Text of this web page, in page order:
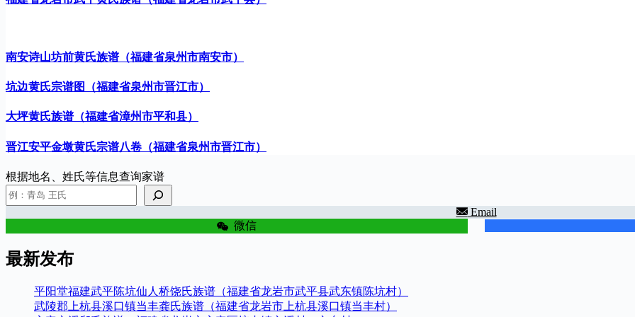
南安诗山坊前黄氏族谱（福建省泉州市南安市）
坑边黄氏宗谱图（福建省泉州市晋江市）
大坪黄氏族谱（福建省漳州市平和县）
晋江安平金墩黄氏宗谱八卷（福建省泉州市晋江市）
根据地名、姓氏等信息查询家谱
Email
微信
最新发布
平阳堂福建武平陈坑仙人桥饶氏族谱（福建省龙岩市武平县武东镇陈坑村）
武陵郡上杭县溪口镇当丰龚氏族谱（福建省龙岩市上杭县溪口镇当丰村）